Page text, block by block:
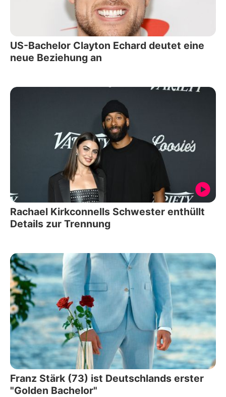
US-Bachelor Clayton Echard deutet eine
neue Beziehung an
Rachael Kirkconnells Schwester enthüllt
Details zur Trennung
Franz Stärk (73) ist Deutschlands erster
"Golden Bachelor"